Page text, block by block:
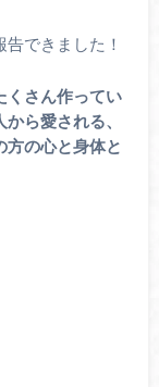
できました！
くさん作ってい
ら愛される、
方の心と身体と